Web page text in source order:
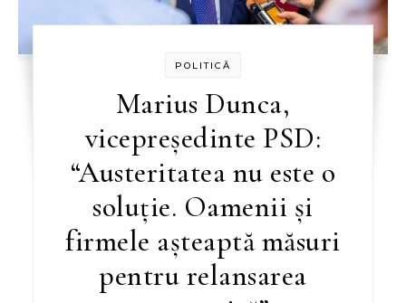
POLITICĂ
Marius Dunca,
vicepreședinte PSD:
“Austeritatea nu este o
soluție. Oamenii și
firmele așteaptă măsuri
pentru relansarea